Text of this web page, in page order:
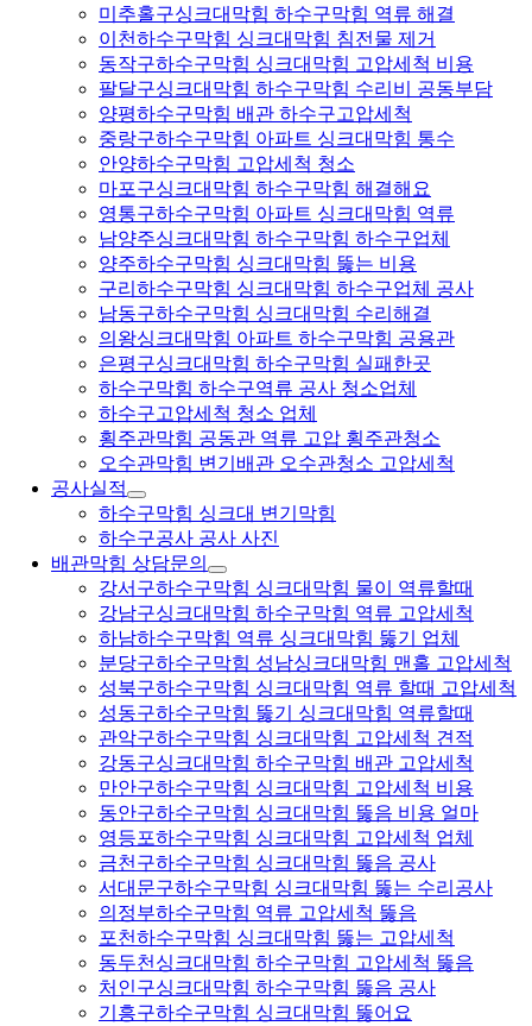
미추홀구싱크대막힘 하수구막힘 역류 해결
이천하수구막힘 싱크대막힘 침전물 제거
동작구하수구막힘 싱크대막힘 고압세척 비용
팔달구싱크대막힘 하수구막힘 수리비 공동부담
양평하수구막힘 배관 하수구고압세척
중랑구하수구막힘 아파트 싱크대막힘 통수
안양하수구막힘 고압세척 청소
마포구싱크대막힘 하수구막힘 해결해요
영통구하수구막힘 아파트 싱크대막힘 역류
남양주싱크대막힘 하수구막힘 하수구업체
양주하수구막힘 싱크대막힘 뚫는 비용
구리하수구막힘 싱크대막힘 하수구업체 공사
남동구하수구막힘 싱크대막힘 수리해결
의왕싱크대막힘 아파트 하수구막힘 공용관
은평구싱크대막힘 하수구막힘 실패한곳
하수구막힘 하수구역류 공사 청소업체
하수구고압세척 청소 업체
횡주관막힘 공동관 역류 고압 횡주관청소
오수관막힘 변기배관 오수관청소 고압세척
공사실적
하수구막힘 싱크대 변기막힘
하수구공사 공사 사진
배관막힘 상담문의
강서구하수구막힘 싱크대막힘 물이 역류할때
강남구싱크대막힘 하수구막힘 역류 고압세척
하남하수구막힘 역류 싱크대막힘 뚫기 업체
분당구하수구막힘 성남싱크대막힘 맨홀 고압세척
성북구하수구막힘 싱크대막힘 역류 할때 고압세척
성동구하수구막힘 뚫기 싱크대막힘 역류할때
관악구하수구막힘 싱크대막힘 고압세척 견적
강동구싱크대막힘 하수구막힘 배관 고압세척
만안구하수구막힘 싱크대막힘 고압세척 비용
동안구하수구막힘 싱크대막힘 뚫음 비용 얼마
영등포하수구막힘 싱크대막힘 고압세척 업체
금천구하수구막힘 싱크대막힘 뚫음 공사
서대문구하수구막힘 싱크대막힘 뚫는 수리공사
의정부하수구막힘 역류 고압세척 뚫음
포천하수구막힘 싱크대막힘 뚫는 고압세척
동두천싱크대막힘 하수구막힘 고압세척 뚫음
처인구싱크대막힘 하수구막힘 뚫음 공사
기흥구하수구막힘 싱크대막힘 뚫어요